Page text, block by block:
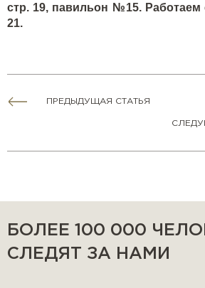
стр. 19, павильон №15. Работаем
21.
ПРЕДЫДУЩАЯ СТАТЬЯ
БОЛЕЕ 100 000
СЛЕДЯТ ЗА НАМИ